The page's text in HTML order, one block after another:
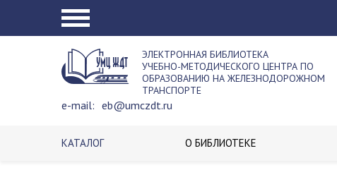
ЭЛЕКТРОННАЯ БИБЛИОТЕКА
УЧЕБНО-МЕТОДИЧЕСКОГО ЦЕНТРА ПО
ОБРАЗОВАНИЮ НА ЖЕЛЕЗНОДОРОЖНОМ
ТРАНСПОРТЕ
e-mail: eb@umczdt.ru
КАТАЛОГ О БИБЛИОТЕКЕ